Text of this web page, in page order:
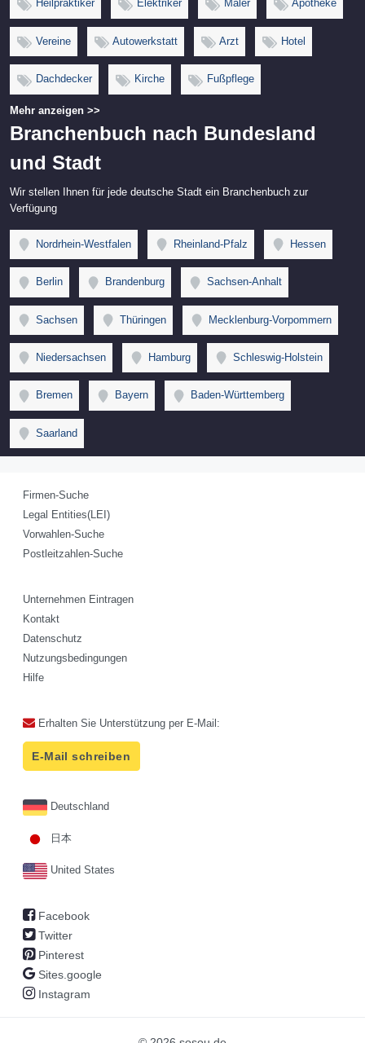
Heilpraktiker Elektriker Maler Apotheke
Vereine Autowerkstatt Arzt Hotel
Dachdecker Kirche Fußpflege
Mehr anzeigen >>
Branchenbuch nach Bundesland
und Stadt
Wir stellen Ihnen für jede deutsche Stadt ein Branchenbuch zur
Verfügung
Nordrhein-Westfalen Rheinland-Pfalz Hessen
Berlin Brandenburg Sachsen-Anhalt
Sachsen Thüringen Mecklenburg-Vorpommern
Niedersachsen Hamburg Schleswig-Holstein
Bremen Bayern Baden-Württemberg
Saarland
Firmen-Suche
Legal Entities(LEI)
Vorwahlen-Suche
Postleitzahlen-Suche
Unternehmen Eintragen
Kontakt
Datenschutz
Nutzungsbedingungen
Hilfe
Erhalten Sie Unterstützung per E-Mail:
E-Mail schreiben
Deutschland
日本
United States
Facebook
Twitter
Pinterest
Sites.google
Instagram